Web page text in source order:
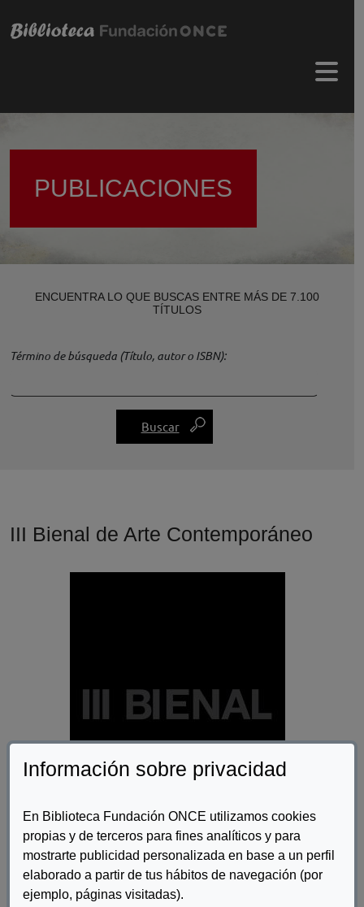
Información sobre privacidad
En Biblioteca Fundación ONCE utilizamos cookies
propias y de terceros para fines analíticos y para
mostrarte publicidad personalizada en base a un perfil
elaborado a partir de tus hábitos de navegación (por
ejemplo, páginas visitadas).
PUBLICACIONES
ENCUENTRA LO QUE BUSCAS ENTRE MÁS DE 7.100
TÍTULOS
Término de búsqueda (Título, autor o ISBN)
III Bienal de Arte Contemporáneo
Autor/es:Fundación ONCE